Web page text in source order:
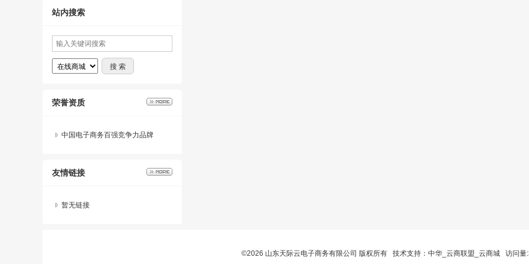
站内搜索
荣誉资质
中国电子商务百强竞争力品牌
友情链接
暂无链接
©2026 山东天际云电子商务有限公司 版权所有 技术支持： 中华_云商联盟_云商城访问量